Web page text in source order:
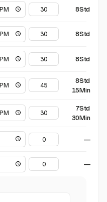
8Std
8Std
8Std
8Std
15Min
7Std
30Min
—
—